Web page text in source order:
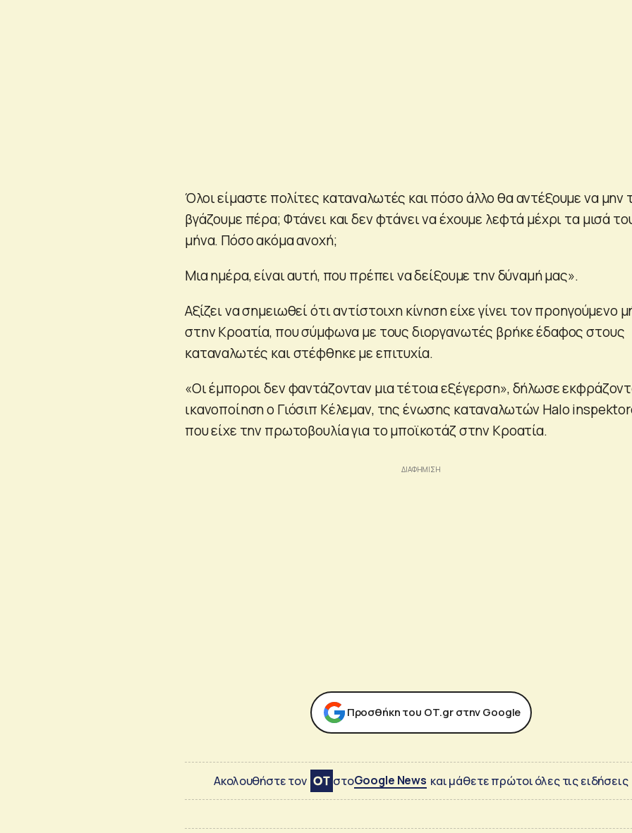
Όλοι είμαστε πολίτες καταναλωτές και πόσο άλλο θα αντέξουμε να μην
βγάζουμε πέρα; Φτάνει και δεν φτάνει να έχουμε λεφτά μέχρι τα μισά
μήνα. Πόσο ακόμα ανοχή;
Μια ημέρα, είναι αυτή, που πρέπει να δείξουμε την δύναμή μας».
Αξίζει να σημειωθεί ότι αντίστοιχη κίνηση είχε γίνει τον προηγούμενο
στην Κροατία, που σύμφωνα με τους διοργανωτές βρήκε έδαφος στους
καταναλωτές και στέφθηκε με επιτυχία.
«Οι έμποροι δεν φαντάζονταν μια τέτοια εξέγερση», δήλωσε
ικανοποίηση ο Γιόσιπ Κέλεμαν, της ένωσης καταναλωτών Halo
που είχε την πρωτοβουλία για το μποϊκοτάζ στην Κροατία.
Προσθήκη του ΟΤ.gr στην Google
Ακολουθήστε τον στοGoogle News και μάθετε πρώτοι όλες τις ειδήσεις